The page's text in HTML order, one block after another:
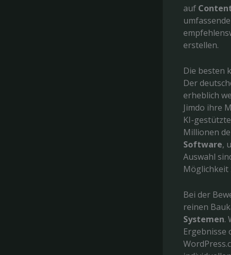
auf
erstellen.
Die besten
Der
erheblich
Jimdo ihre
KI-
Millionen
Software,
Auswahl
Möglichkeit
Bei der
reinen
Systemen.
Ergebnisse